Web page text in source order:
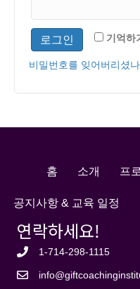
항
기억하
로그인
비밀번호를 잊어버리셨
홈 소개 프
공지사항 & 교육 일정
연락하세요!
1-714-298-1115